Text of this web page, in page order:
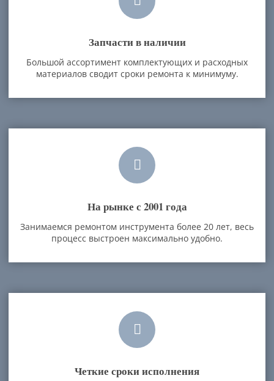
Запчасти в наличии
Большой ассортимент комплектующих и расходных
материалов сводит сроки ремонта к минимуму.
На рынке с 2001 года
Занимаемся ремонтом инструмента более 20 лет, весь
процесс выстроен максимально удобно.
Четкие сроки исполнения